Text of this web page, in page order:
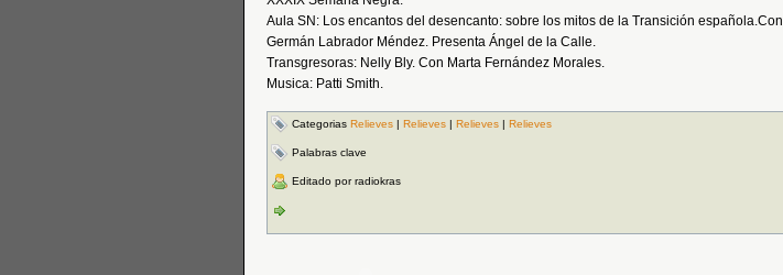
Aula SN: Los encantos del desencanto: sobre los mitos de la Transición española.Con
Germán Labrador Méndez. Presenta Ángel de la Calle.
Transgresoras: Nelly Bly. Con Marta Fernández Morales.
Musica: Patti Smith.
Categorias Relieves | Relieves | Relieves | Relieves
Palabras clave
Editado por radiokras